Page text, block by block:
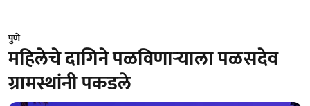
पुणे
महिलेचे दागिने पळविणाऱ्याला पळसदेव
ग्रामस्थांनी पकडले